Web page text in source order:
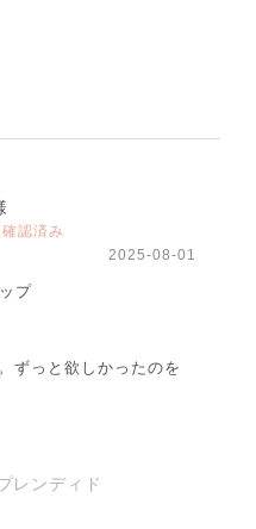
認済み
2025-08-01
プ
ずっと欲しかったのを
レンディド